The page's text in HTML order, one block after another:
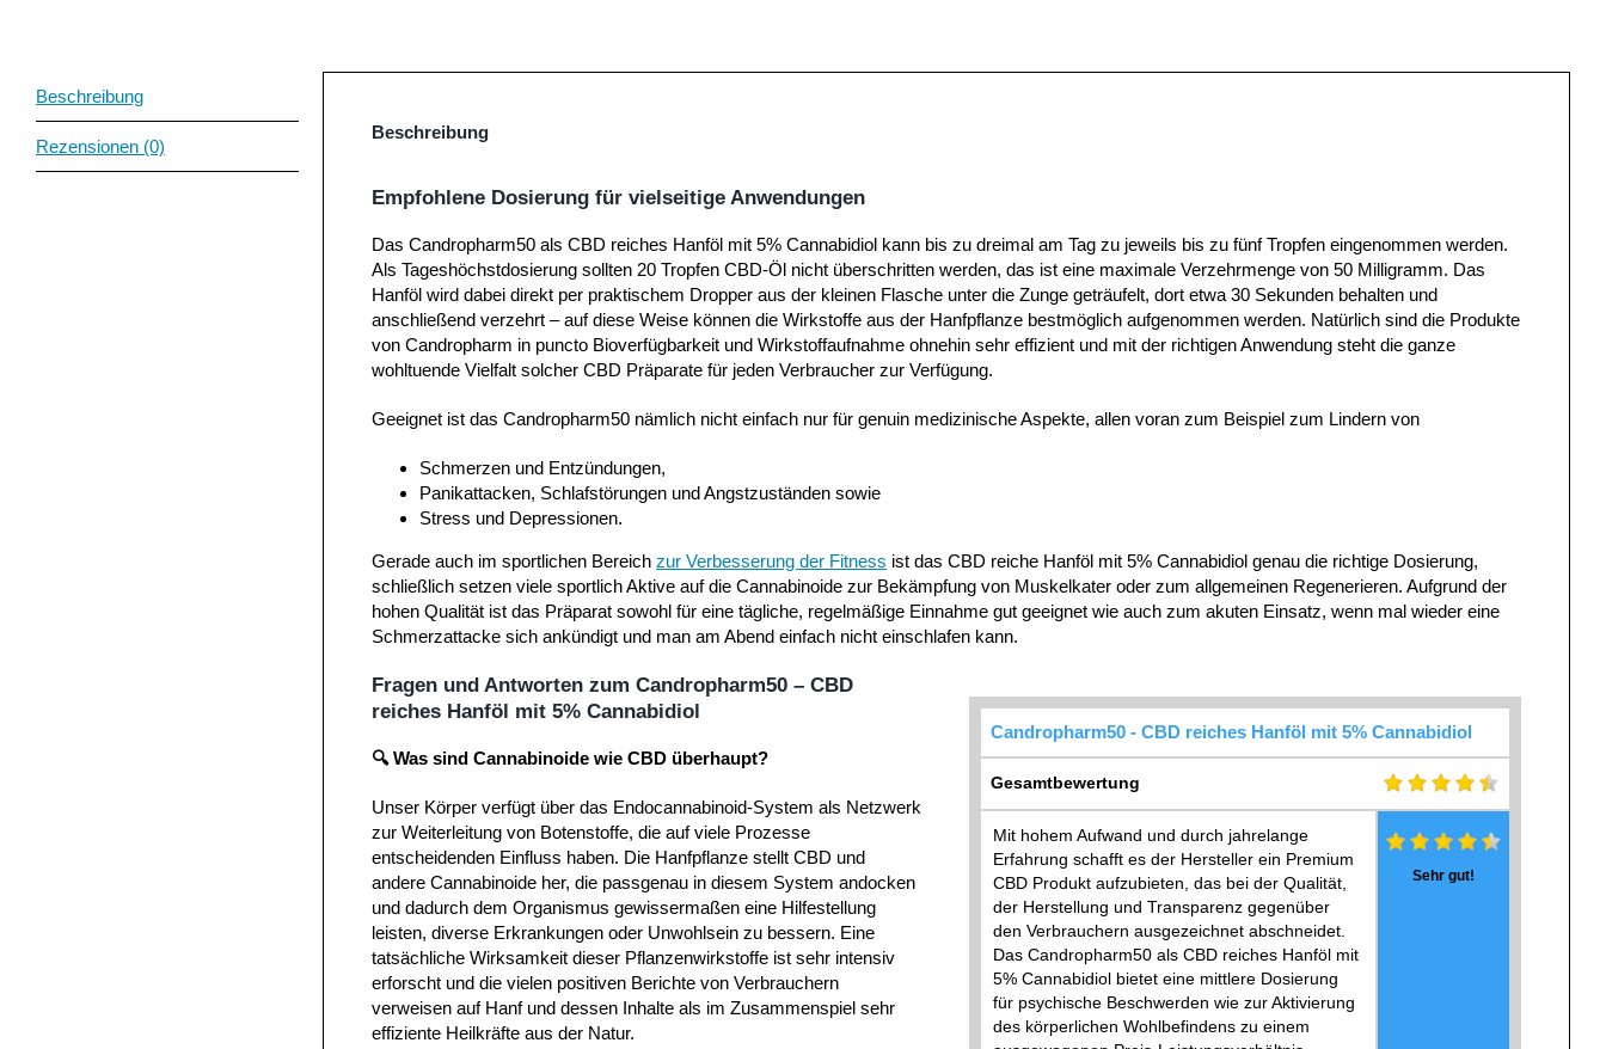
Beschreibung
Rezensionen (0)
Beschreibung
Empfohlene Dosierung für vielseitige Anwendungen
Das Candropharm50 als CBD reiches Hanföl mit 5% Cannabidiol kann bis zu dreimal am Tag zu jeweils bis zu fünf Tropfen eingenommen werden.
Als Tageshöchstdosierung sollten 20 Tropfen CBD-Öl nicht überschritten werden, das ist eine maximale Verzehrmenge von 50 Milligramm. Das
Hanföl wird dabei direkt per praktischem Dropper aus der kleinen Flasche unter die Zunge geträufelt, dort etwa 30 Sekunden behalten und
anschließend verzehrt – auf diese Weise können die Wirkstoffe aus der Hanfpflanze bestmöglich aufgenommen werden. Natürlich sind die Produkte
von Candropharm in puncto Bioverfügbarkeit und Wirkstoffaufnahme ohnehin sehr effizient und mit der richtigen Anwendung steht die ganze
wohltuende Vielfalt solcher CBD Präparate für jeden Verbraucher zur Verfügung.
Geeignet ist das Candropharm50 nämlich nicht einfach nur für genuin medizinische Aspekte, allen voran zum Beispiel zum Lindern von
Schmerzen und Entzündungen,
Panikattacken, Schlafstörungen und Angstzuständen sowie
Stress und Depressionen.
Gerade auch im sportlichen Bereich zur Verbesserung der Fitness ist das CBD reiche Hanföl mit 5% Cannabidiol genau die richtige Dosierung,
schließlich setzen viele sportlich Aktive auf die Cannabinoide zur Bekämpfung von Muskelkater oder zum allgemeinen Regenerieren. Aufgrund der
hohen Qualität ist das Präparat sowohl für eine tägliche, regelmäßige Einnahme gut geeignet wie auch zum akuten Einsatz, wenn mal wieder eine
Schmerzattacke sich ankündigt und man am Abend einfach nicht einschlafen kann.
Fragen und Antworten zum Candropharm50 – CBD
reiches Hanföl mit 5% Cannabidiol
🔍 Was sind Cannabinoide wie CBD überhaupt?
Unser Körper verfügt über das Endocannabinoid-System als Netzwerk
zur Weiterleitung von Botenstoffe, die auf viele Prozesse
entscheidenden Einfluss haben. Die Hanfpflanze stellt CBD und
andere Cannabinoide her, die passgenau in diesem System andocken
und dadurch dem Organismus gewissermaßen eine Hilfestellung
leisten, diverse Erkrankungen oder Unwohlsein zu bessern. Eine
tatsächliche Wirksamkeit dieser Pflanzenwirkstoffe ist sehr intensiv
erforscht und die vielen positiven Berichte von Verbrauchern
verweisen auf Hanf und dessen Inhalte als im Zusammenspiel sehr
effiziente Heilkräfte aus der Natur.
Candropharm50 - CBD reiches Hanföl mit 5% Cannabidiol
Gesamtbewertung
Sehr gut!
Mit hohem Aufwand und durch jahrelange
Erfahrung schafft es der Hersteller ein Premium
CBD Produkt aufzubieten, das bei der Qualität,
der Herstellung und Transparenz gegenüber
den Verbrauchern ausgezeichnet abschneidet.
Das Candropharm50 als CBD reiches Hanföl mit
5% Cannabidiol bietet eine mittlere Dosierung
für psychische Beschwerden wie zur Aktivierung
des körperlichen Wohlbefindens zu einem